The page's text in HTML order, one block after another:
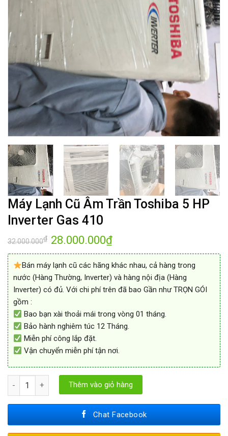
Máy Lạnh Cũ Âm Trần Toshiba 5 HP
Inverter Gas 410
32.000.000₫ 28.000.000₫
Bán máy lạnh cũ các hãng khác nhau, cả hàng trong
nước (Hàng Thường, Inverter) và hàng nội địa (Hàng
Inverter) có đủ. Với chi phí trên đã bao Gần như TRỌN GÓI
gồm :
Bao bạn xài thoải mái trong vòng 01 tháng.
Bảo hành nghiêm túc 12 Tháng.
Miễn phí công lắp đặt.
Vận chuyển miễn phí tận nơi.
Máy Lạnh Cũ Âm Trần Toshiba 5 HP Inverter Gas 410 số lượng
Thêm vào giỏ hàng
Chat Facebook